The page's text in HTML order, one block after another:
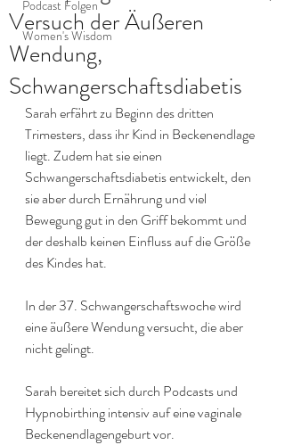
Podcast Folgen
Women's Wisdom
Versuch der Äußeren
Wendung,
Schwangerschaftsdiabetis
Sarah erfährt zu Beginn des dritten
Trimesters, dass ihr Kind in Beckenendlage
liegt. Zudem hat sie einen
Schwangerschaftsdiabetis entwickelt, den
sie aber durch Ernährung und viel
Bewegung gut in den Griff bekommt und
der deshalb keinen Einfluss auf die Größe
des Kindes hat.
In der 37. Schwangerschaftswoche wird
eine äußere Wendung versucht, die aber
nicht gelingt.
Sarah bereitet sich durch Podcasts und
Hypnobirthing intensiv auf eine vaginale
Beckenendlagengeburt vor.